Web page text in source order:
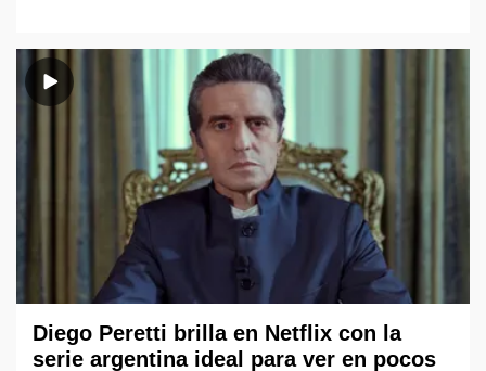
Diego Peretti brilla en Netflix con la
serie argentina ideal para ver en pocos